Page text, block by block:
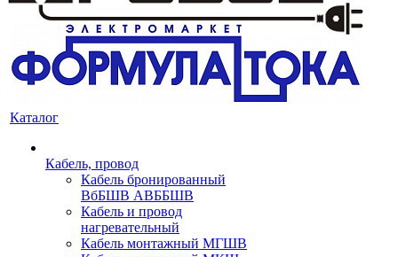
Каталог
Кабель, провод
Кабель бронированный
ВбБШВ АВББШВ
Кабель и провод
нагревательный
Кабель монтажный МГШВ